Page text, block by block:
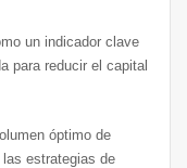
un indicador clave
para reducir el capital
óptimo de
estrategias de